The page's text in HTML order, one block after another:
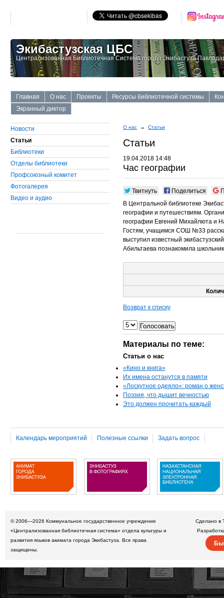
Экибастузская ЦБС
Централизованная Библиотечная Система города Экибастуза
Главная О нас Проекты Ресурсы библиотечной системы
Экранный диктор
Новости
Статьи
Библиотеки
Отделы библиотеки
Профсоюзный комитет
Фотогалерея
Видео и аудио
О нас → Статьи
Статьи
19.04.2018 14:48
Час географии
Твитнуть Поделиться
В Центральной библиотеке
географии и путешествиям.
географии Евгений Михайлюта и
Гостям, учащимся СОШ №33
выступил известный
Абильтаева познакомила
Возврат к списку
Материалы по теме:
Статьи о нас
«Кино и книга»
Их имена останутся в памяти
«Лоскутное одеяло»: роман о
Поэзия, что дышит вечностью
Это должен прочитать каждый
Календарь мероприятий Полезные ссылки Задать вопрос
© 2006—2026 Коммунальное государственное учреждение
«Централизованная библиотечная система» отдела культуры и
развития языков акимата города Экибастуза. Все права
защищены.
Сделано в